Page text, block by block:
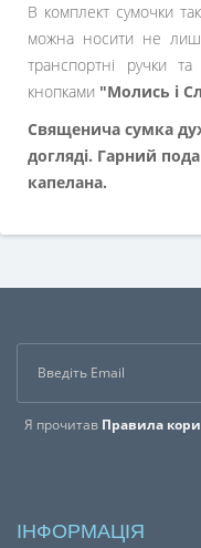
В комплект сумочки
можна носити не
транспортні ручки
кнопками "Молись і
Священича сумка
догляді. Гарний
капелана.
Я прочитав Правила
ІНФОРМАЦІЯ